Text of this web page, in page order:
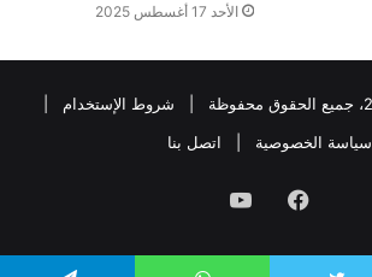
الأحد 17 أغسطس 2025
شروط الإستخدام
سياسة الخصوصية
اتصل بنا
فيسبوكيوتيوب